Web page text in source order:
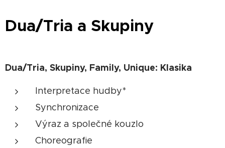
Dua/Tria a Skupiny
Dua/Tria, Skupiny, Family, Unique: Klasika
Interpretace hudby*
Synchronizace
Výraz a společné kouzlo
Choreografie